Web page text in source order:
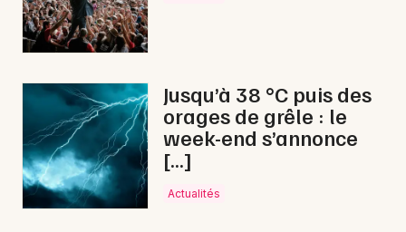
Jusqu’à 38 °C puis des
orages de grêle : le
week-end s’annonce
[…]
Actualités